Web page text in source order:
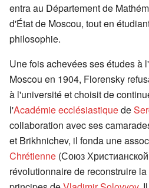
entra au Département de
d'État de Moscou, tout en
philosophie.
Une fois achevées ses études à
Moscou en 1904, Florensky
à l'université et choisit de
l'Académie ecclésiastiquede
collaboration avec ses
et Brikhnichev, il fonda une
Chrétienne (Союз
révolutionnaire de reconstruire